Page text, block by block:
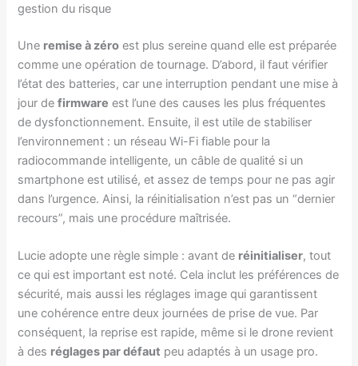
gestion du risque
Une remise à zéro est plus sereine quand elle est préparée
comme une opération de tournage. D’abord, il faut vérifier
l’état des batteries, car une interruption pendant une mise à
jour defirmware est l’une des causes les plus fréquentes
de dysfonctionnement. Ensuite, il est utile de stabiliser
l’environnement : un réseau Wi-Fi fiable pour la
radiocommande intelligente, un câble de qualité si un
smartphone est utilisé, et assez de temps pour ne pas agir
dans l’urgence. Ainsi, la réinitialisation n’est pas un “dernier
recours”, mais une procédure maîtrisée.
Lucie adopte une règle simple : avant de réinitialiser, tout
ce qui est important est noté. Cela inclut les préférences de
sécurité, mais aussi les réglages image qui garantissent
une cohérence entre deux journées de prise de vue. Par
conséquent, la reprise est rapide, même si le drone revient
à des réglages par défaut peu adaptés à un usage pro.